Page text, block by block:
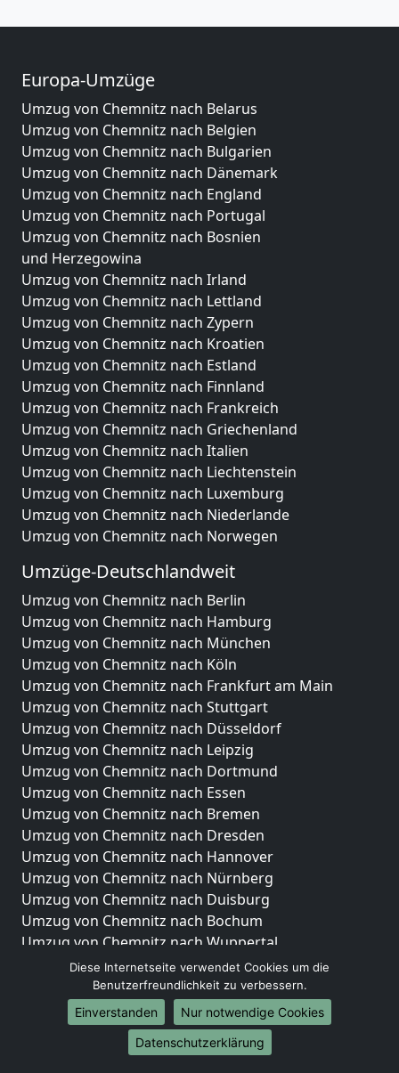
Europa-Umzüge
Umzug von Chemnitz nach Belarus
Umzug von Chemnitz nach Belgien
Umzug von Chemnitz nach Bulgarien
Umzug von Chemnitz nach Dänemark
Umzug von Chemnitz nach England
Umzug von Chemnitz nach Portugal
Umzug von Chemnitz nach Bosnien
und Herzegowina
Umzug von Chemnitz nach Irland
Umzug von Chemnitz nach Lettland
Umzug von Chemnitz nach Zypern
Umzug von Chemnitz nach Kroatien
Umzug von Chemnitz nach Estland
Umzug von Chemnitz nach Finnland
Umzug von Chemnitz nach Frankreich
Umzug von Chemnitz nach Griechenland
Umzug von Chemnitz nach Italien
Umzug von Chemnitz nach Liechtenstein
Umzug von Chemnitz nach Luxemburg
Umzug von Chemnitz nach Niederlande
Umzug von Chemnitz nach Norwegen
Umzüge-Deutschlandweit
Umzug von Chemnitz nach Berlin
Umzug von Chemnitz nach Hamburg
Umzug von Chemnitz nach München
Umzug von Chemnitz nach Köln
Umzug von Chemnitz nach Frankfurt am Main
Umzug von Chemnitz nach Stuttgart
Umzug von Chemnitz nach Düsseldorf
Umzug von Chemnitz nach Leipzig
Umzug von Chemnitz nach Dortmund
Umzug von Chemnitz nach Essen
Umzug von Chemnitz nach Bremen
Umzug von Chemnitz nach Dresden
Umzug von Chemnitz nach Hannover
Umzug von Chemnitz nach Nürnberg
Umzug von Chemnitz nach Duisburg
Umzug von Chemnitz nach Bochum
Umzug von Chemnitz nach Wuppertal
Umzug von Chemnitz nach Bielefeld
Umzug von Chemnitz nach Bonn
Umzug von Chemnitz nach Münster
Internationale-Umzüge
Diese Internetseite verwendet Cookies um die
Benutzerfreundlichkeit zu verbessern.
Einverstanden
Nur notwendige Cookies
Datenschutzerklärung